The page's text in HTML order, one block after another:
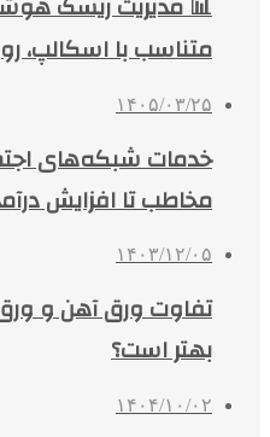
متناسب با اسکالپ،
۱۴۰۵/۰۳/۲۵
مخاطب تا افزایش
۱۴۰۳/۱۲/۰۵
تفاوت ورق آهن و
بهتر است؟
۱۴۰۴/۱۰/۰۲